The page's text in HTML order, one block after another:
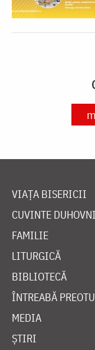
VIAȚA BISERICII
CUVINTE
FAMILIE
LITURGICĂ
BIBLIOTECĂ
ÎNTREABĂ
MEDIA
ȘTIRI